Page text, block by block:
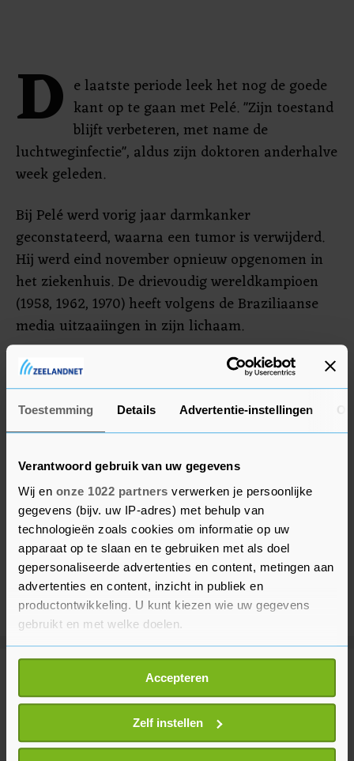
Toestemming Details Advertentie-instellingen
Verantwoord gebruik van uw gegevens
Wij en onze 1022 partners verwerken je persoonlijke
gegevens (bijv. uw IP-adres) met behulp van
technologieën zoals cookies om informatie op uw
apparaat op te slaan en te gebruiken met als doel
gepersonaliseerde advertenties en content, metingen aan
advertenties en content, inzicht in publiek en
productontwikkeling. U kunt kiezen wie uw gegevens
gebruikt en met welke doelen.
Als u het toestaat, willen we ook graag:
Informatie verzamelen over uw geografische
locatie, die tot een paar meter nauwkeurig kan zijn
Uw apparaat identificeren door het actief te
scannen op specifieke eigenschappen (fingerprinting)
Accepteren
Zelf instellen
D e laatste periode leek het nog de goede
kant op te gaan met Pelé. "Zijn toestand
blijft verbeteren, met name de
luchtweginfectie", aldus zijn doktoren anderhalve
week geleden.
Bij Pelé werd vorig jaar darmkanker
geconstateerd, waarna een tumor is verwijderd.
Hij werd eind november opnieuw opgenomen in
het ziekenhuis. De drievoudig wereldkampioen
(1958, 1962, 1970) heeft volgens de Braziliaanse
media uitzaaiingen in zijn lichaam.
Ajax Vrouwen langs Rangers naar
derde voorronde Champions